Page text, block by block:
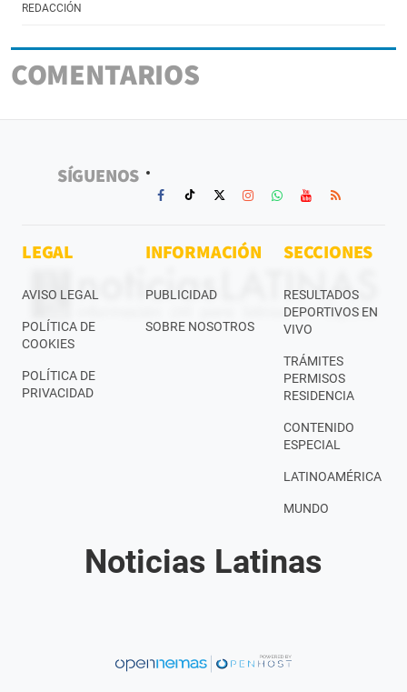
REDACCIÓN
COMENTARIOS
SÍGUENOS
LEGAL
AVISO LEGAL
POLÍTICA DE
COOKIES
POLÍTICA DE
PRIVACIDAD
INFORMACIÓN
PUBLICIDAD
SOBRE NOSOTROS
SECCIONES
RESULTADOS
DEPORTIVOS EN
VIVO
TRÁMITES
PERMISOS
RESIDENCIA
CONTENIDO
ESPECIAL
LATINOAMÉRICA
MUNDO
Noticias Latinas